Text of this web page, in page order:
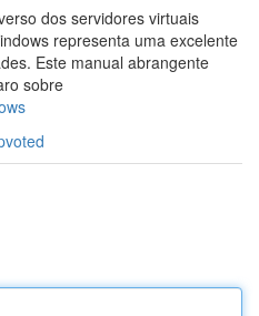
dos servidores virtuais
representa uma excelente
Este manual abrangente
sobre